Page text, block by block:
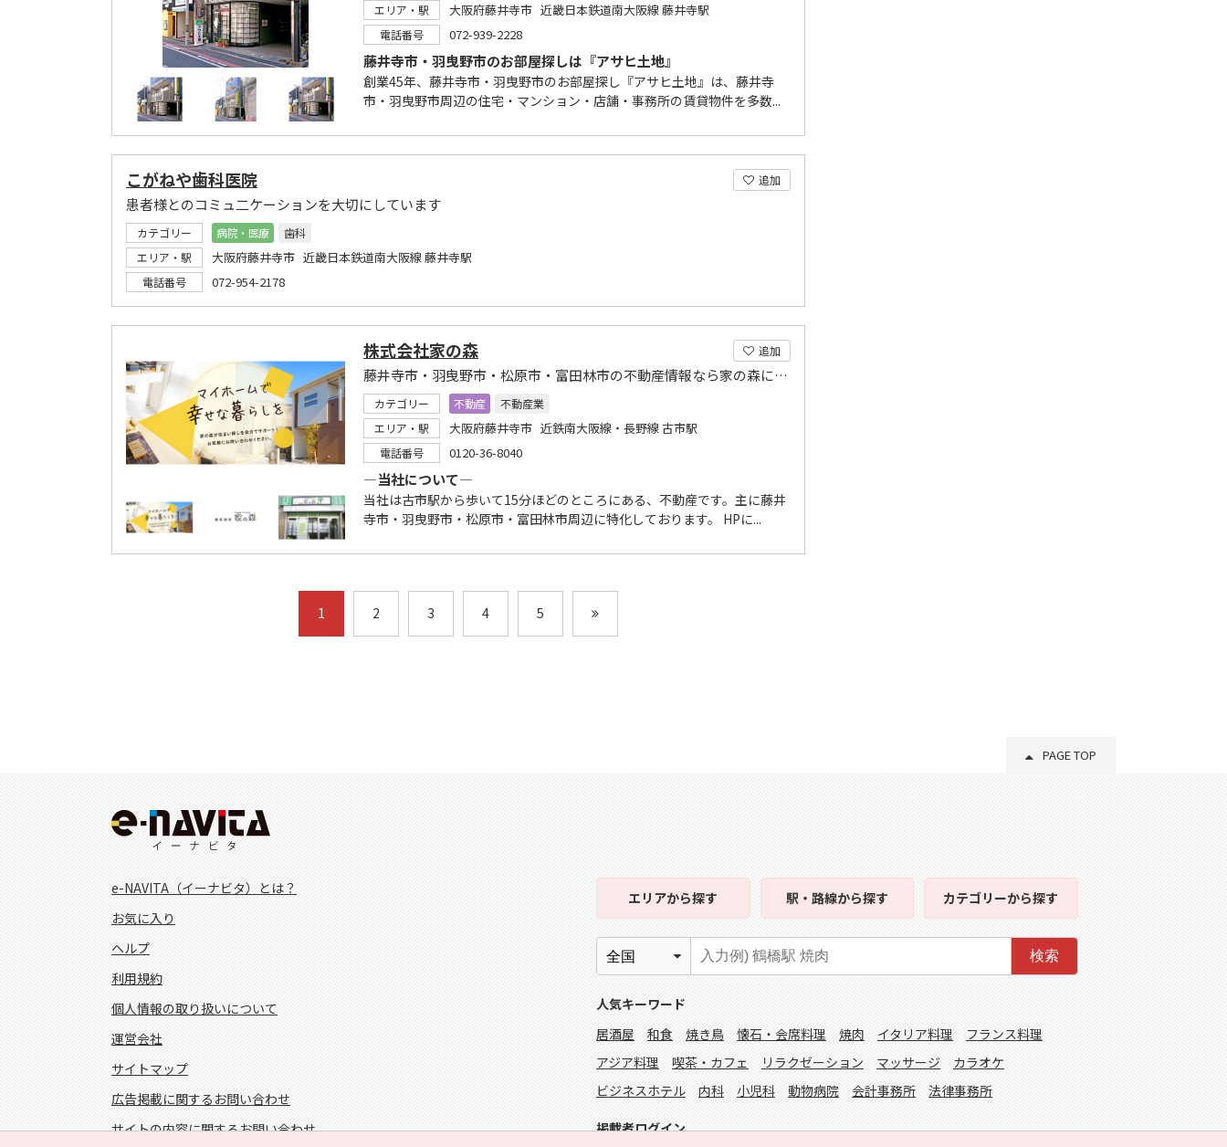
エリア・駅
大阪府藤井寺市 近畿日本鉄道南大阪線 藤井寺駅
電話番号 072-939-2228
藤井寺市・羽曳野市のお部屋探しは『アサヒ土地』
創業45年、藤井寺市・羽曳野市のお部屋探し『アサヒ土地』は、藤井寺
市・羽曳野市周辺の住宅・マンション・店舗・事務所の賃貸物件を多数...
追加
こがねや歯科医院
患者様とのコミュ二ケーションを大切にしています
カテゴリー 病院・医療
歯科
エリア・駅
大阪府藤井寺市 近畿日本鉄道南大阪線 藤井寺駅
電話番号 072-954-2178
追加
株式会社家の森
藤井寺市・羽曳野市・松原市・富田林市の不動産情報なら家の森にお任せ！
カテゴリー 不動産
不動産業
エリア・駅
大阪府藤井寺市 近鉄南大阪線・長野線 古市駅
電話番号 0120-36-8040
―当社について―
当社は古市駅から歩いて15分ほどのところにある、不動産です。主に藤井
寺市・羽曳野市・松原市・富田林市周辺に特化しております。 HPに...
1 2 3 4 5
PAGE TOP
e-NAVITA（イーナビタ）とは？
お気に入り
ヘルプ
利用規約
個人情報の取り扱いについて
運営会社
サイトマップ
広告掲載に関するお問い合わせ
サイトの内容に関するお問い合わせ
エリアから探す 駅・路線から探す カテゴリーから探す
検索
人気キーワード
居酒屋
和食 焼き鳥 懐石・会席料理 焼肉 イタリア料理
フランス料理
アジア料理
喫茶・カフェ リラクゼーション マッサージ
カラオケ
ビジネスホテル
内科 小児科 動物病院 会計事務所 法律事務所
掲載者ログイン